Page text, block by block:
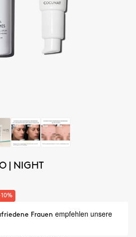
| NIGHT
Frauen empfehlen unsere